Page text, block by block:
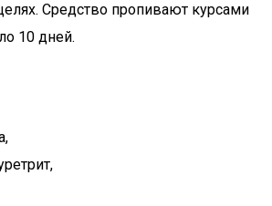
Средство пропивают курсами
10 дней.